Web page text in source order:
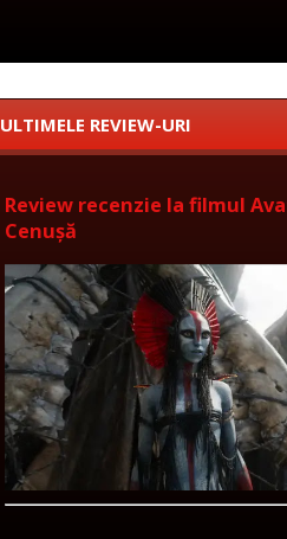
ULTIMELE REVIEW-URI
Review recenzie la filmul
Cenușă